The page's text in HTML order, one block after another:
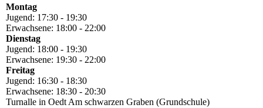
Montag
Jugend: 17:30 - 19:30
Erwachsene: 18:00 - 22:00
Dienstag
Jugend: 18:00 - 19:30
Erwachsene: 19:30 - 22:00
Freitag
Jugend: 16:30 - 18:30
Erwachsene: 18:30 - 20:30
Turnalle in Oedt Am schwarzen Graben (Grundschule)